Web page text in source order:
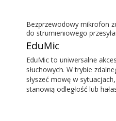
Bezprzewodowy mikrofon
do strumieniowego
EduMic
EduMic to uniwersalne
słuchowych. W trybie
słyszeć mowę w
stanowią odległość lub